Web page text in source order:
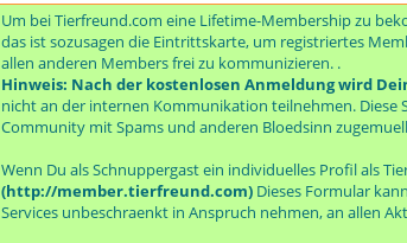
Um bei Tierfreund.com eine Lifetime-Membership zu
das ist sozusagen die Eintrittskarte, um registriertes
allen anderen Members frei zu kommunizieren. .
Hinweis: Nach der kostenlosen Anmeldung wird
nicht an der internen Kommunikation teilnehmen. Diese
Community mit Spams und anderen Bloedsinn
Wenn Du als Schnuppergast ein individuelles Profil als
(http://member.tierfreund.com) Dieses Formular
Services unbeschraenkt in Anspruch nehmen, an allen